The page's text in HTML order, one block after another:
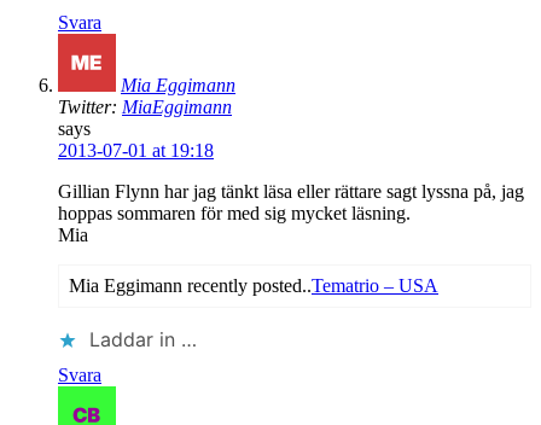
Svara
Mia Eggimann
Twitter: MiaEggimann
says
2013-07-01 at 19:18
Gillian Flynn har jag tänkt läsa eller rättare sagt lyssna på, jag
hoppas sommaren för med sig mycket läsning.
Mia
Mia Eggimann recently posted..Tematrio – USA
Laddar in …
Svara